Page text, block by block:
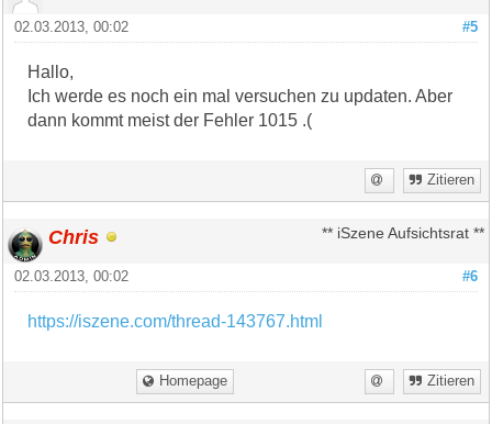
#5
02.03.2013, 00:02
Hallo,
Ich werde es noch ein mal versuchen zu updaten. Aber
dann kommt meist der Fehler 1015 .(
Zitieren
Chris ** iSzene Aufsichtsrat **
#6
02.03.2013, 00:02
https://iszene.com/thread-143767.html
Homepage Zitieren